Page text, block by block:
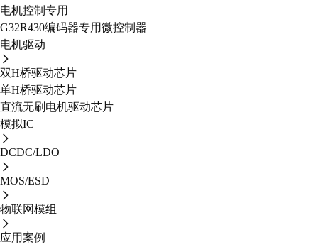
电机控制专用
G32R430编码器专用微控制器
电机驱动
双H桥驱动芯片
单H桥驱动芯片
直流无刷电机驱动芯片
模拟IC
DCDC/LDO
MOS/ESD
物联网模组
应用案例